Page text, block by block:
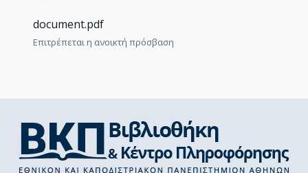
document.pdf
Επιτρέπεται η ανοικτή πρόσβαση